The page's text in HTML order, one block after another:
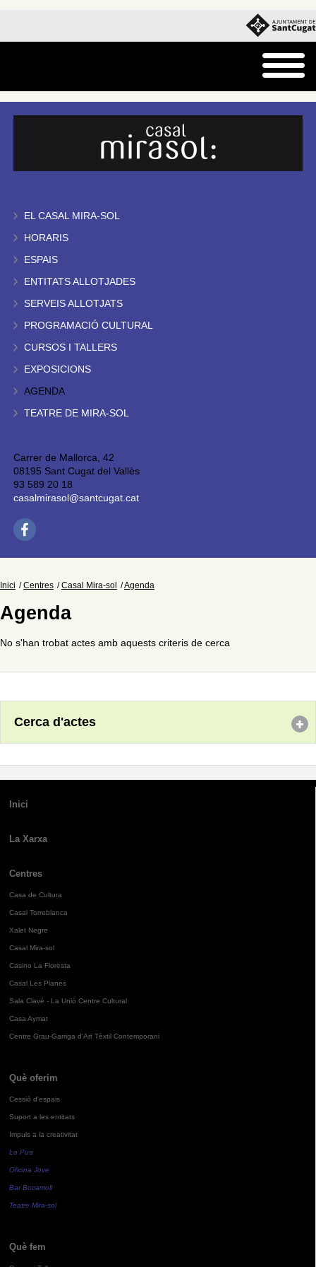
EL CASAL MIRA-SOL
HORARIS
ESPAIS
ENTITATS ALLOTJADES
SERVEIS ALLOTJATS
PROGRAMACIÓ CULTURAL
CURSOS I TALLERS
EXPOSICIONS
AGENDA
TEATRE DE MIRA-SOL
Carrer de Mallorca, 42
08195 Sant Cugat del Vallès
93 589 20 18
casalmirasol@santcugat.cat
Inici Centres Casal Mira-sol Agenda
Agenda
No s'han trobat actes amb aquests criteris de cerca
Cerca d'actes
Inici
La Xarxa
Centres
Casa de Cultura
Casal Torreblanca
Xalet Negre
Casal Mira-sol
Casino La Floresta
Casal Les Planes
Sala Clavé - La Unió Centre Cultural
Casa Aymat
Centre Grau-Garriga d'Art Tèxtil Contemporani
Què oferim
Cessió d'espais
Suport a les entitats
Impuls a la creativitat
La Pua
Oficina Jove
Bar Bocamoll
Teatre Mira-sol
Què fem